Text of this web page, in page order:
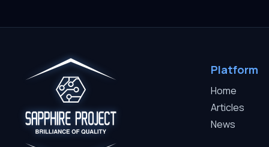
Platform
Home
Articles
News